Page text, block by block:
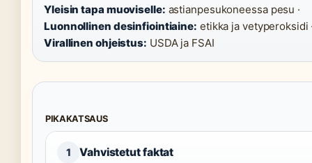
Yleisin tapa muoviselle: astianpesukoneessa pesu ·
Luonnollinen desinfiointiaine: etikka ja vetyperoksidi
Virallinen ohjeistus: USDA ja FSAI
PIKAKATSAUS
1 Vahvistetut faktat